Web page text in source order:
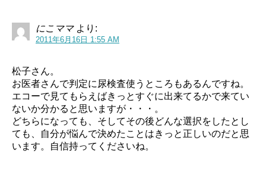
にこママ より:
2011年6月16日 1:55 AM
松子さん。
お医者さんで判定に尿検査使うところもあるんですね。
エコーで見てもらえばきっとすぐに出来てるかで来てい
ないか分かると思いますが・・・。
どちらになっても、そしてその後どんな選択をしたとし
ても、自分が悩んで決めたことはきっと正しいのだと思
います。自信持ってくださいね。